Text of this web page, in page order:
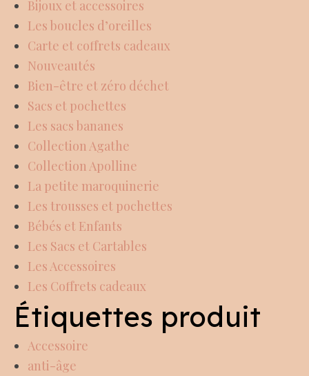
Bijoux et accessoires
Les boucles d’oreilles
Carte et coffrets cadeaux
Nouveautés
Bien-être et zéro déchet
Sacs et pochettes
Les sacs bananes
Collection Agathe
Collection Apolline
La petite maroquinerie
Les trousses et pochettes
Bébés et Enfants
Les Sacs et Cartables
Les Accessoires
Les Coffrets cadeaux
Étiquettes produit
Accessoire
anti-âge